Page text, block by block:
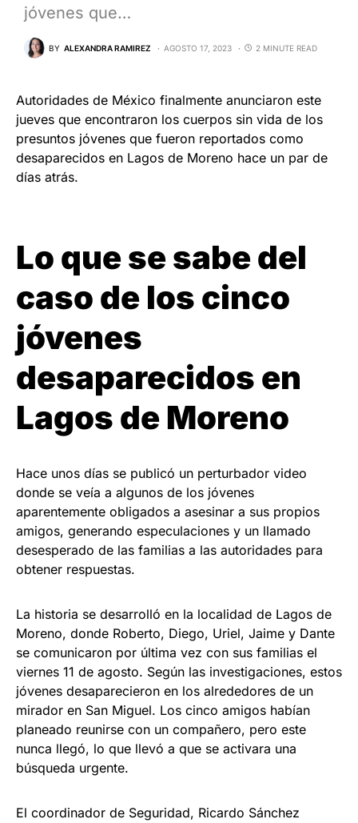
jóvenes que…
BY ALEXANDRA RAMIREZ AGOSTO 17, 2023 2 MINUTE READ
Autoridades de México finalmente anunciaron este
jueves que encontraron los cuerpos sin vida de los
presuntos jóvenes que fueron reportados como
desaparecidos en Lagos de Moreno hace un par de
días atrás.
Lo que se sabe del
caso de los cinco
jóvenes
desaparecidos en
Lagos de Moreno
Hace unos días se publicó un perturbador video
donde se veía a algunos de los jóvenes
aparentemente obligados a asesinar a sus propios
amigos, generando especulaciones y un llamado
desesperado de las familias a las autoridades para
obtener respuestas.
La historia se desarrolló en la localidad de Lagos de
Moreno, donde Roberto, Diego, Uriel, Jaime y Dante
se comunicaron por última vez con sus familias el
viernes 11 de agosto. Según las investigaciones, estos
jóvenes desaparecieron en los alrededores de un
mirador en San Miguel. Los cinco amigos habían
planeado reunirse con un compañero, pero este
nunca llegó, lo que llevó a que se activara una
búsqueda urgente.
El coordinador de Seguridad, Ricardo Sánchez